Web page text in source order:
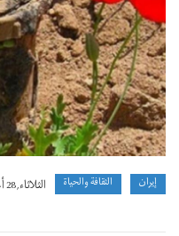
إيران الثقافة والحياة الثلاثاء, 28 أغسطس 2018 16:47